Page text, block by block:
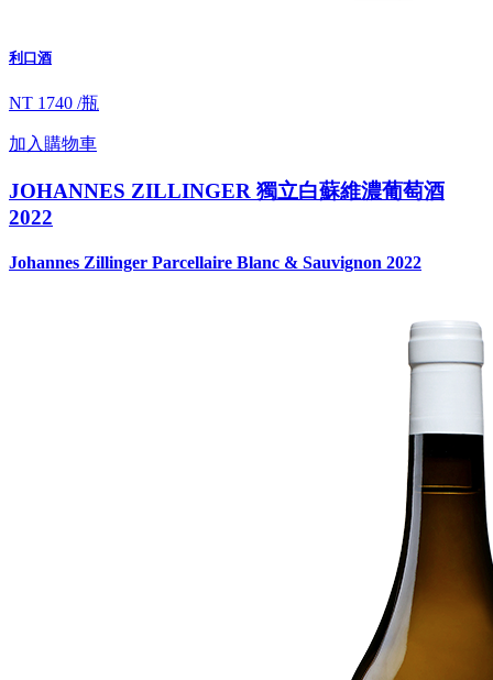
利口酒
NT 1740 /瓶
加入購物車
JOHANNES ZILLINGER 獨立白蘇維濃葡萄酒
2022
Johannes Zillinger Parcellaire Blanc & Sauvignon 2022